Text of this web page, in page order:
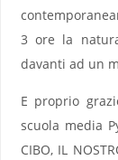
3 ore la
davanti ad un
E proprio
scuola media
CIBO, IL